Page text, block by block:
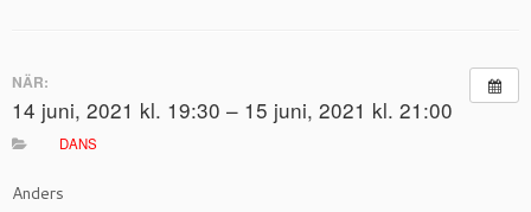
NÄR:
14 juni, 2021 kl. 19:30 – 15 juni, 2021 kl. 21:00
DANS
Anders